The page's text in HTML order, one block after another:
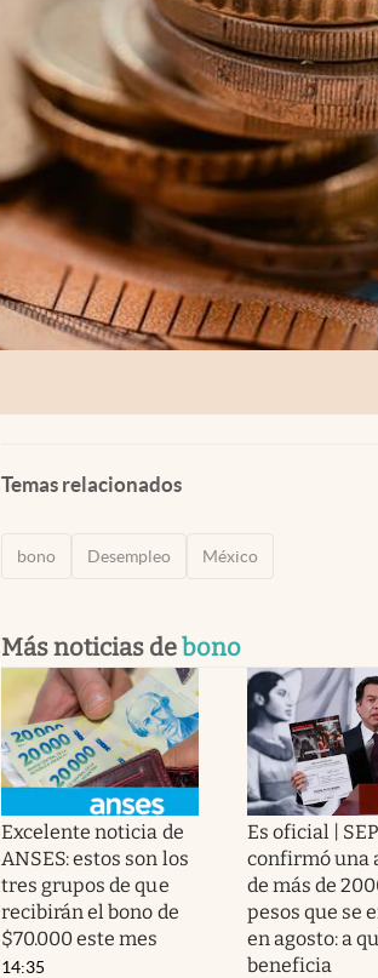
Temas relacionados
bono Desempleo México
Más noticias debono
Excelente noticia de
ANSES: estos son los
tres grupos de que
recibirán el bono de
$70.000 este mes
14:35
Es oficial | SEP
confirmó una
de más de
pesos que se
en agosto: a
beneficia